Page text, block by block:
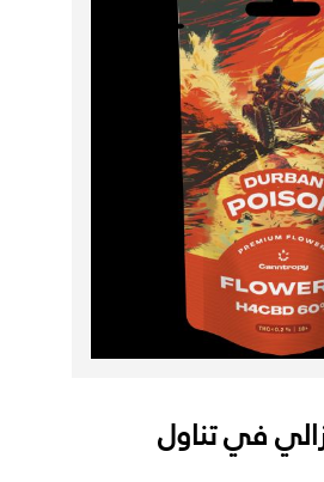
في تناول